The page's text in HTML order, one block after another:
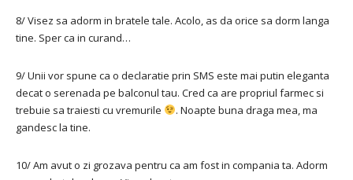
8/ Visez sa adorm in bratele tale. Acolo, as da orice sa dorm langa
tine. Sper ca in curand…
9/ Unii vor spune ca o declaratie prin SMS este mai putin eleganta
decat o serenada pe balconul tau. Cred ca are propriul farmec si
trebuie sa traiesti cu vremurile
. Noapte buna draga mea, ma
gandesc la tine.
10/ Am avut o zi grozava pentru ca am fost in compania ta. Adorm